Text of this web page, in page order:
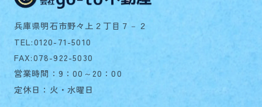
兵庫県明石市野々上２丁目７－２
TEL:0120-71-5010
FAX:078-922-5030
営業時間：9：00～20：00
定休日：火・水曜日